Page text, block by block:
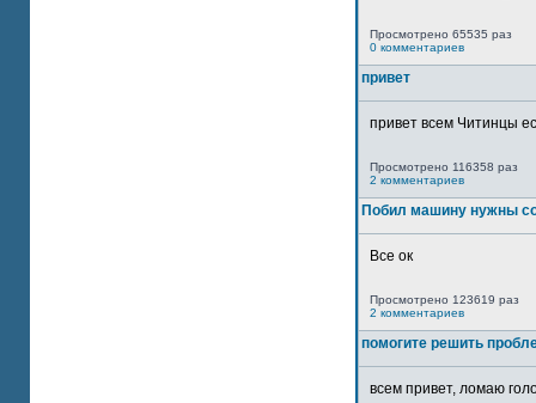
Просмотрено 65535 раз
0 комментариев
привет
привет всем Читинцы
Просмотрено 116358 раз
2 комментариев
Побил машину нужны
Все ок
Просмотрено 123619 раз
2 комментариев
помогите решить
всем привет, ломаю